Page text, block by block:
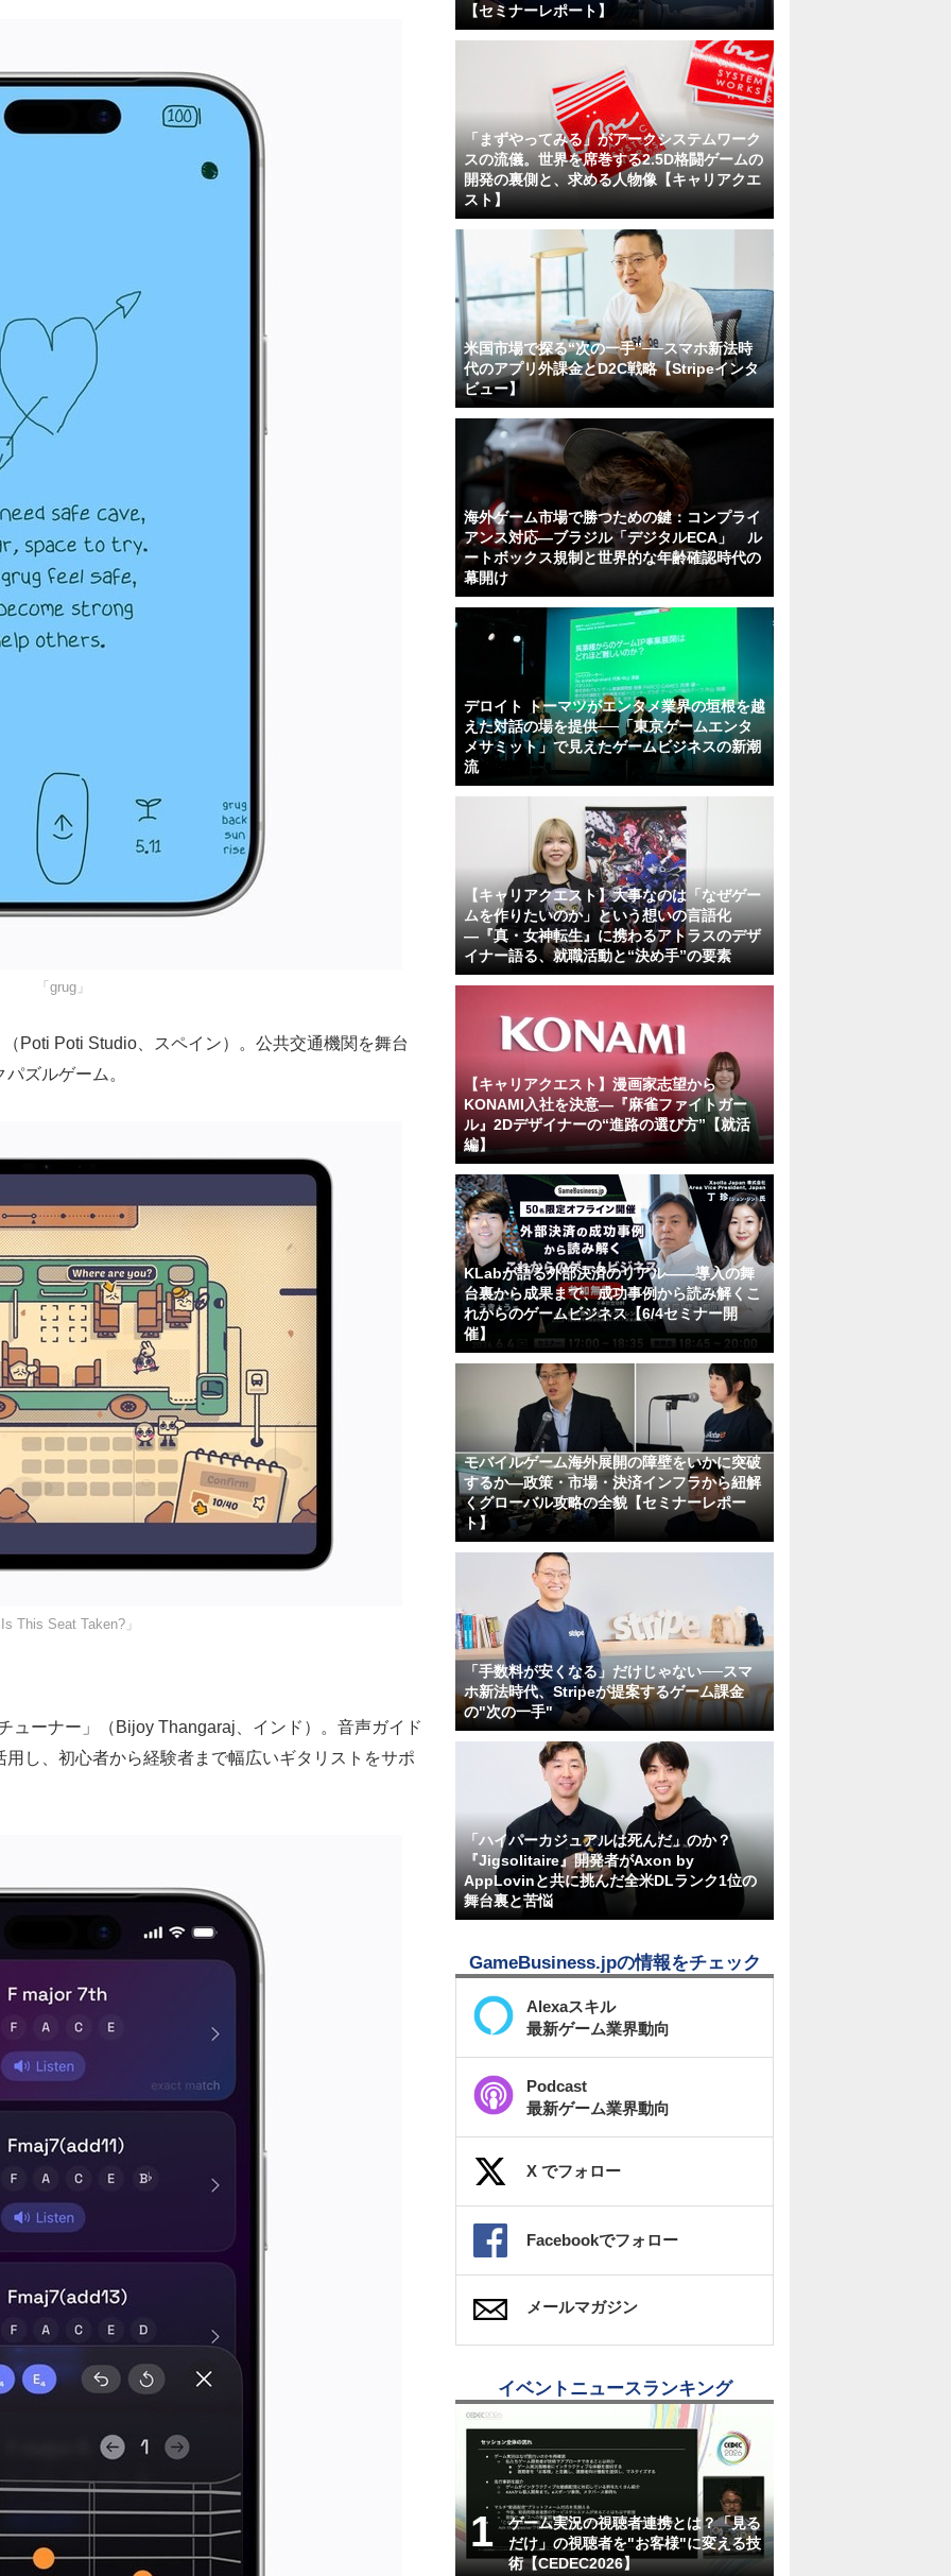
「grug」
Poti Poti Studio、スペイン）。公共交通機関を舞台
ズルゲーム。
This Seat Taken?」
ューナー」（Bijoy Thangaraj、インド）。音声ガイド
し、初心者から経験者まで幅広いギタリストをサポ
【セミナーレポート】
「まずやってみる」がアークシステムワーク
スの流儀。世界を席巻する2.5D格闘ゲームの
開発の裏側と、求める人物像【キャリアクエ
スト】
米国市場で探る“次の一手”──スマホ新法時
代のアプリ外課金とD2C戦略【Stripeインタ
ビュー】
海外ゲーム市場で勝つための鍵：コンプライ
アンス対応—ブラジル「デジタルECA」 ル
ートボックス規制と世界的な年齢確認時代の
幕開け
デロイト トーマツがエンタメ業界の垣根を越
えた対話の場を提供──「東京ゲームエンタ
メサミット」で見えたゲームビジネスの新潮
流
【キャリアクエスト】大事なのは「なぜゲー
ムを作りたいのか」という想いの言語化
―『真・女神転生』に携わるアトラスのデザ
イナー語る、就職活動と“決め手”の要素
【キャリアクエスト】漫画家志望から
KONAMI入社を決意―『麻雀ファイトガー
ル』2Dデザイナーの“進路の選び方”【就活
編】
KLabが語る外部決済のリアル――導入の舞
台裏から成果まで、成功事例から読み解くこ
れからのゲームビジネス【6/4セミナー開
催】
モバイルゲーム海外展開の障壁をいかに突破
するか―政策・市場・決済インフラから紐解
くグローバル攻略の全貌【セミナーレポー
ト】
「手数料が安くなる」だけじゃない──スマ
ホ新法時代、Stripeが提案するゲーム課金
の"次の一手"
「ハイパーカジュアルは死んだ」のか？
『Jigsolitaire』開発者がAxon by
AppLovinと共に挑んだ全米DLランク1位の
舞台裏と苦悩
GameBusiness.jpの情報をチェック
Alexaスキル
最新ゲーム業界動向
Podcast
最新ゲーム業界動向
X でフォロー
Facebookでフォロー
メールマガジン
イベントニュースランキング
ゲーム実況の視聴者連携とは？「見る
だけ」の視聴者を"お客様"に変える技
術【CEDEC2026】